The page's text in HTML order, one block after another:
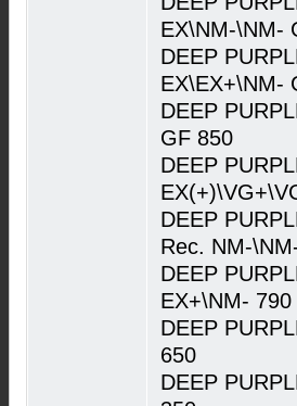
EX\NM-\NM-
DEEP
EX\EX+\NM-
DEEP
GF 850
DEEP
DEEP
Rec. NM-
DEEP
EX+\NM- 790
DEEP
650
DEEP